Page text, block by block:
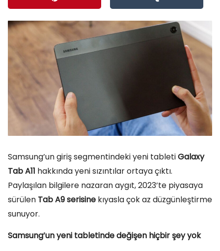
Samsung’un giriş segmentindeki yeni tabletiGalaxy
Tab A11 hakkında yeni sızıntılar ortaya çıktı.
Paylaşılan bilgilere nazaran aygıt, 2023’te piyasaya
sürülen Tab A9 serisine kıyasla çok az düzgünleştirme
sunuyor.
Samsung’un yeni tabletinde değişen hiçbir şey yok